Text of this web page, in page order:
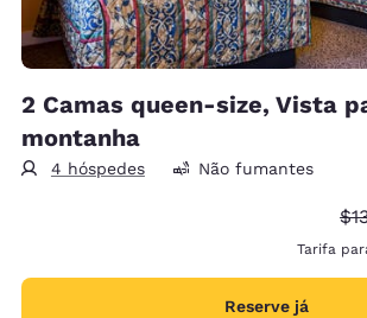
2 Camas queen-size, Vista
montanha
4 hóspedes Não fumantes
Tarifa
Reserve já